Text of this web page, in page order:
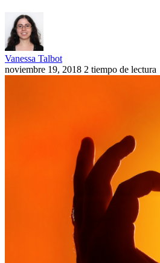
Vanessa Talbot
noviembre 19, 2018 2 tiempo de lectura